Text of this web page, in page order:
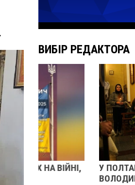
ВИБІР РЕДАКТОРА
У ПОЛТАВІ
ВОЛОДИМИРОМ